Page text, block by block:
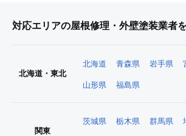
対応エリアの屋根修理・外壁塗装業者
北海道・東北
北海道 青森県 岩手県
山形県 福島県
関東
茨城県 栃木県 群馬県